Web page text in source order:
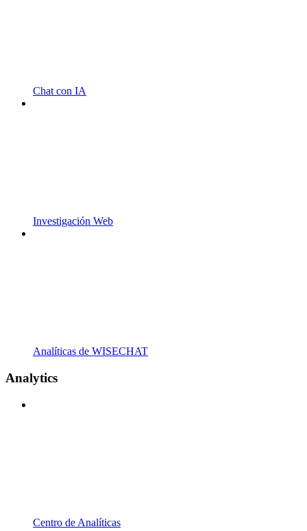
Chat con IA
Investigación Web
Analíticas de WISECHAT
Analytics
Centro de Analíticas